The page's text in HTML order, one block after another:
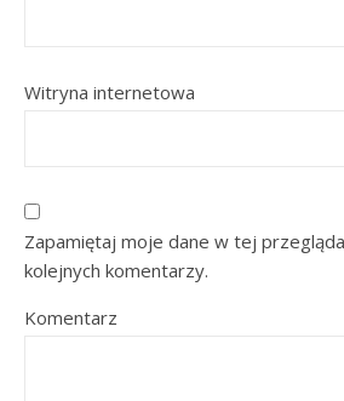
Witryna internetowa
Zapamiętaj moje dane w tej
kolejnych komentarzy.
Komentarz